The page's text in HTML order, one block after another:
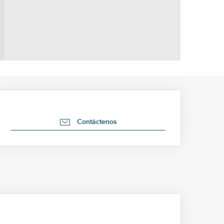
Contáctenos